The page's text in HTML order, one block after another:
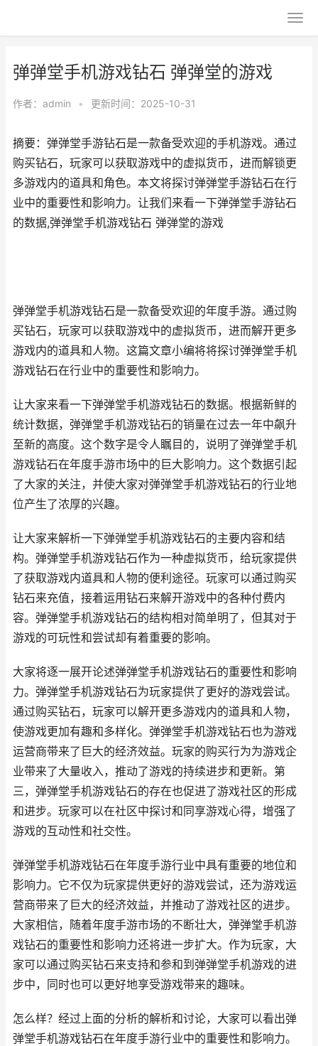
弹弹堂手机游戏钻石 弹弹堂的游戏
作者： admin • 更新时间：2025-10-31
摘要：弹弹堂手游钻石是一款备受欢迎的手机游戏。通过
购买钻石，玩家可以获取游戏中的虚拟货币，进而解锁更
多游戏内的道具和角色。本文将探讨弹弹堂手游钻石在行
业中的重要性和影响力。让我们来看一下弹弹堂手游钻石
的数据,弹弹堂手机游戏钻石 弹弹堂的游戏
弹弹堂手机游戏钻石是一款备受欢迎的年度手游。通过购
买钻石，玩家可以获取游戏中的虚拟货币，进而解开更多
游戏内的道具和人物。这篇文章小编将将探讨弹弹堂手机
游戏钻石在行业中的重要性和影响力。
让大家来看一下弹弹堂手机游戏钻石的数据。根据新鲜的
统计数据，弹弹堂手机游戏钻石的销量在过去一年中飙升
至新的高度。这个数字是令人瞩目的，说明了弹弹堂手机
游戏钻石在年度手游市场中的巨大影响力。这个数据引起
了大家的关注，并使大家对弹弹堂手机游戏钻石的行业地
位产生了浓厚的兴趣。
让大家来解析一下弹弹堂手机游戏钻石的主要内容和结
构。弹弹堂手机游戏钻石作为一种虚拟货币，给玩家提供
了获取游戏内道具和人物的便利途径。玩家可以通过购买
钻石来充值，接着运用钻石来解开游戏中的各种付费内
容。弹弹堂手机游戏钻石的结构相对简单明了，但其对于
游戏的可玩性和尝试却有着重要的影响。
大家将逐一展开论述弹弹堂手机游戏钻石的重要性和影响
力。弹弹堂手机游戏钻石为玩家提供了更好的游戏尝试。
通过购买钻石，玩家可以解开更多游戏内的道具和人物，
使游戏更加有趣和多样化。弹弹堂手机游戏钻石也为游戏
运营商带来了巨大的经济效益。玩家的购买行为为游戏企
业带来了大量收入，推动了游戏的持续进步和更新。第
三，弹弹堂手机游戏钻石的存在也促进了游戏社区的形成
和进步。玩家可以在社区中探讨和同享游戏心得，增强了
游戏的互动性和社交性。
弹弹堂手机游戏钻石在年度手游行业中具有重要的地位和
影响力。它不仅为玩家提供更好的游戏尝试，还为游戏运
营商带来了巨大的经济效益，并推动了游戏社区的进步。
大家相信，随着年度手游市场的不断壮大，弹弹堂手机游
戏钻石的重要性和影响力还将进一步扩大。作为玩家，大
家可以通过购买钻石来支持和参和到弹弹堂手机游戏的进
步中，同时也可以更好地享受游戏带来的趣味。
怎么样？经过上面的分析的解析和讨论，大家可以看出弹
弹堂手机游戏钻石在年度手游行业中的重要性和影响力。